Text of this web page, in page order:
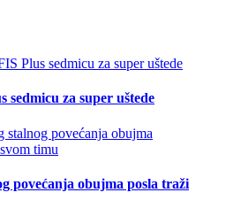
sedmicu za super uštede
povećanja obujma posla traži